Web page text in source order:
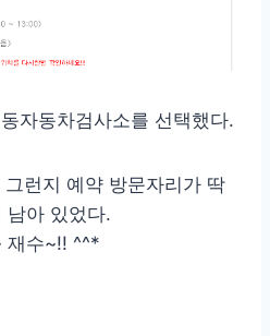
자동차검사소를 선택했다.
런지 예약 방문자리가 딱
남아 있었다.
재수~!! ^^*